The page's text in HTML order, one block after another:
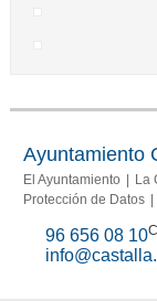
Ayuntamiento
El Ayuntamiento La
Protección de Datos
96 656 08 10